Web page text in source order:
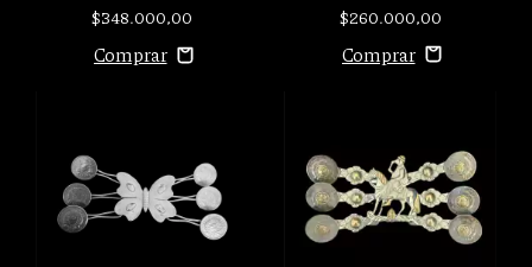
$348.000,00
$260.000,00